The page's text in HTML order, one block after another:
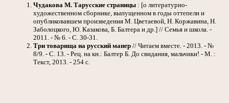
Чудакова М. Тарусские страницы : [о литературно-
художественном сборнике, выпущенном в годы оттепели и
опубликовавшем произведения М. Цветаевой, Н. Коржавина, Н.
Заболоцкого, Ю. Казакова, Б. Балтера и др.] // Семья и школа. -
2011. - № 6. - С. 30-31.
Три товарища на русский манер // Читаем вместе. - 2013. - №
8/9. - С. 13. - Рец. на кн.: Балтер Б. До свидания, мальчики! - М. :
Текст, 2013. - 254 с.